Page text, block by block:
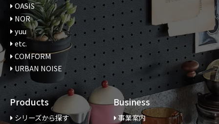
OASIS
NOR
yuu
etc.
COMFORM
URBAN NOISE
Products
シリーズから探す
Business
事業案内